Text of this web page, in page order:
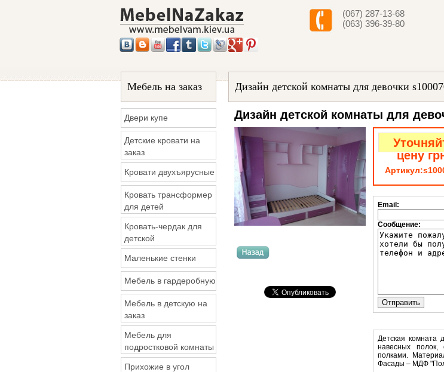
(067) 287-13-68
(063) 396-39-80
Мебель на заказ
Двери купе
Детские кровати на
заказ
Кровати двухъярусные
Кровать трансформер
для детей
Кровать-чердак для
детской
Маленькие стенки
Мебель в гардеробную
Мебель в детскую на
заказ
Мебель для
подростковой комнаты
Прихожие в угол
Дизайн детской комнаты для девочки
Дизайн детской комнаты для
цену
Артикул:
Email:
Сообщение:
Детская комната
навесных полок,
полками.
Фасады – МДФ